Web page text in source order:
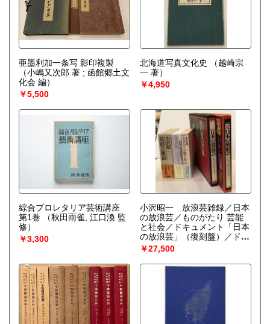
亜墨利加一条写 影印複製
（小嶋又次郎 著 ; 函館郷土文
化会 編）
￥5,500
北海道写真文化史
（越崎宗
一 著）
￥4,950
綜合プロレタリア芸術講座
第1巻
（秋田雨雀, 江口渙 監
修）
￥3,300
小沢昭一 放浪芸雑録／日本
の放浪芸／ものがたり 芸能
と社会／ドキュメント「日本
の放浪芸」（復刻盤）／ドキ
ュメント「又日本の放浪芸」
（復刻盤）
￥27,500